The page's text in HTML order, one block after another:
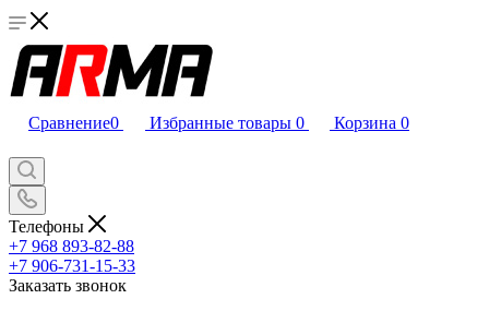
Сравнение0 Избранные товары 0 Корзина 0
Телефоны
+7 968 893-82-88
+7 906-731-15-33
Заказать звонок